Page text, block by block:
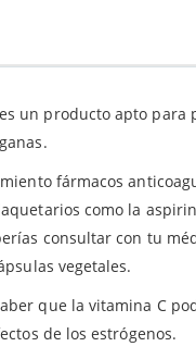
es un producto apto para
fármacos
como la
consultar con tu
vegetales.
que la vitamina C
de los estrógenos.